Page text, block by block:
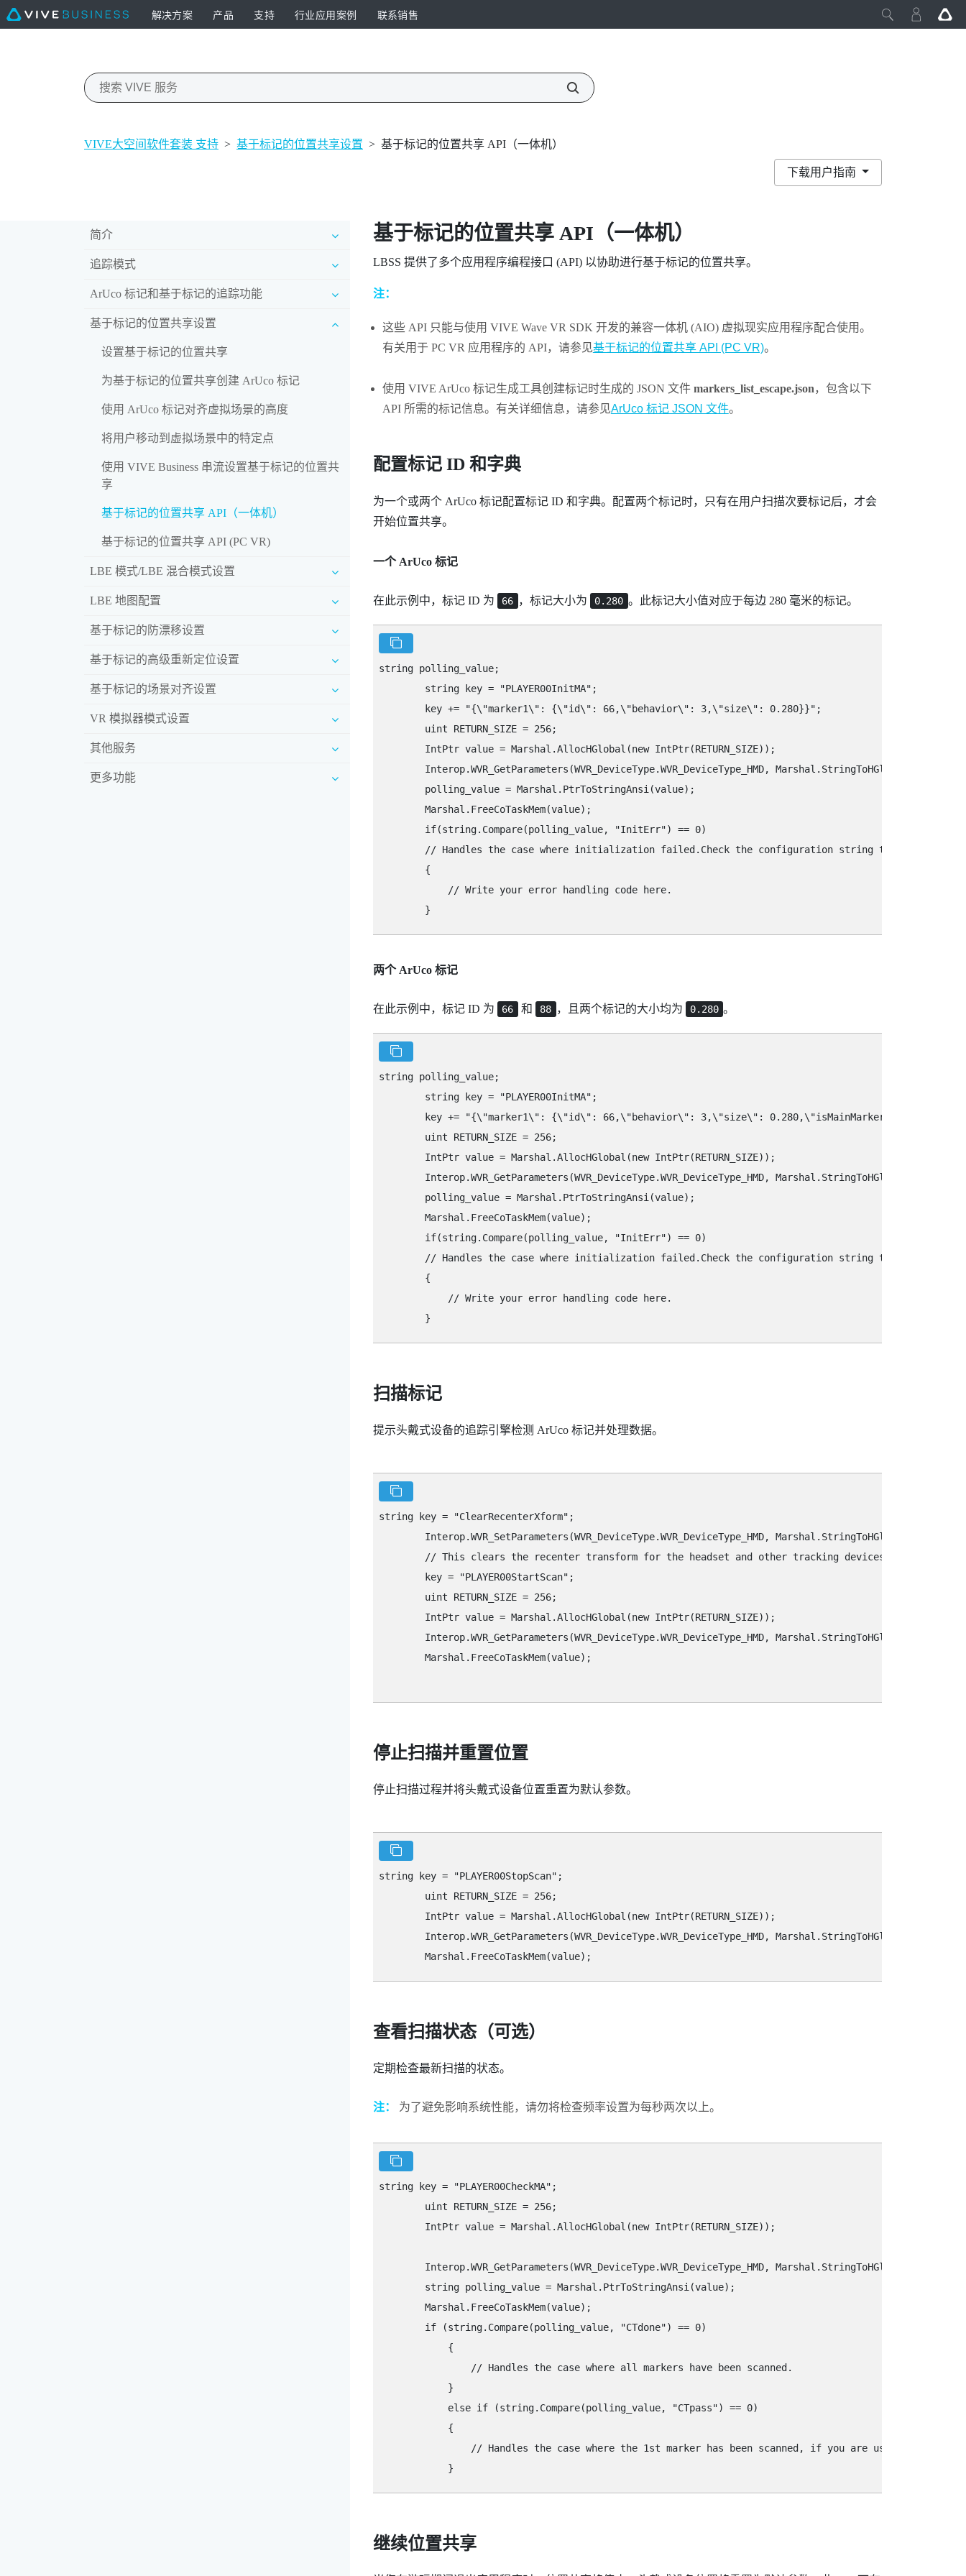
解决方案 产品 支持 行业应用案例 联系销售
VIVE大空间软件套装 支持 > 基于标记的位置共享设置 > 基于标记的位置共享 API（一体机）
下载用户指南
简介
追踪模式
ArUco 标记和基于标记的追踪功能
基于标记的位置共享设置
设置基于标记的位置共享
为基于标记的位置共享创建 ArUco 标记
使用 ArUco 标记对齐虚拟场景的高度
将用户移动到虚拟场景中的特定点
使用 VIVE Business 串流设置基于标记的位置共
享
基于标记的位置共享 API（一体机）
基于标记的位置共享 API (PC VR)
LBE 模式/LBE 混合模式设置
LBE 地图配置
基于标记的防漂移设置
基于标记的高级重新定位设置
基于标记的场景对齐设置
VR 模拟器模式设置
其他服务
更多功能
基于标记的位置共享API（一体机）
LBSS 提供了多个应用程序编程接口 (API) 以协助进行基于标记的位置共享。
注：
这些 API 只能与使用 VIVE Wave VR SDK 开发的兼容一体机 (AIO) 虚拟现实应用程序配合使用。
有关用于 PC VR 应用程序的 API，请参见基于标记的位置共享 API (PC VR)。
使用 VIVE ArUco 标记生成工具创建标记时生成的 JSON 文件 markers_list_escape.json，包含以下
API 所需的标记信息。有关详细信息，请参见ArUco 标记 JSON 文件。
配置标记 ID 和字典
为一个或两个 ArUco标记配置标记 ID 和字典。配置两个标记时，只有在用户扫描次要标记后，才会
开始位置共享。
一个ArUco标记
在此示例中，标记 ID 为 66 ，标记大小为 0.280 。此标记大小值对应于每边 280 毫米的标记。
string polling_value;
        string key = "‍PLAYER00InitMA"‍;
        key += "‍{\"‍marker1\"‍: {\"‍id\"‍: 66,\"‍behavior\"‍: 3,\"‍size\"‍: 0.280}}"‍;
        uint RETURN_SIZE = 256;
        IntPtr value = Marshal.AllocHGlobal(new IntPtr(RETURN_SIZE));
Interop.WVR_GetParameters(WVR_DeviceType.WVR_DeviceType_HMD,
        polling_value = Marshal.PtrToStringAnsi(value);
        Marshal.FreeCoTaskMem(value);
        if(string.Compare(polling_value, "‍InitErr"‍) == 0)
// Handles the case where initialization failed.Check the configuration string to determine
        {
            // Write your error handling code here.
两个 ArUco标记
在此示例中，标记 ID 为 66 和 88 ，且两个标记的大小均为 0.280 。
string polling_value;
        string key = "‍PLAYER00InitMA"‍;
key += "‍{\"‍marker1\"‍: {\"‍id\"‍: 66,\"‍behavior\"‍: 3,\"‍size\"‍: 0.280,\"‍isMainMarker\"‍:
        uint RETURN_SIZE = 256;
        IntPtr value = Marshal.AllocHGlobal(new IntPtr(RETURN_SIZE));
Interop.WVR_GetParameters(WVR_DeviceType.WVR_DeviceType_HMD,
        polling_value = Marshal.PtrToStringAnsi(value);
        Marshal.FreeCoTaskMem(value);
        if(string.Compare(polling_value, "‍InitErr"‍) == 0)
// Handles the case where initialization failed.Check the configuration string to determine
        {
            // Write your error handling code here.
扫描标记
提示头戴式设备的追踪引擎检测 ArUco 标记并处理数据。
string key = "‍ClearRecenterXform"‍;
Interop.WVR_SetParameters(WVR_DeviceType.WVR_DeviceType_HMD,
// This clears the recenter transform for the headset and other tracking devices or
        key = "‍PLAYER00StartScan"‍;
        uint RETURN_SIZE = 256;
        IntPtr value = Marshal.AllocHGlobal(new IntPtr(RETURN_SIZE));
Interop.WVR_GetParameters(WVR_DeviceType.WVR_DeviceType_HMD,
        Marshal.FreeCoTaskMem(value);
停止扫描并重置位置
停止扫描过程并将头戴式设备位置重置为默认参数。
string key = "‍PLAYER00StopScan"‍;
        uint RETURN_SIZE = 256;
        IntPtr value = Marshal.AllocHGlobal(new IntPtr(RETURN_SIZE));
Interop.WVR_GetParameters(WVR_DeviceType.WVR_DeviceType_HMD,
查看扫描状态（可选）
定期检查最新扫描的状态。
注： 为了避免影响系统性能，请勿将检查频率设置为每秒两次以上。
string key = "‍PLAYER00CheckMA"‍;
        uint RETURN_SIZE = 256;
        IntPtr value = Marshal.AllocHGlobal(new IntPtr(RETURN_SIZE));
Interop.WVR_GetParameters(WVR_DeviceType.WVR_DeviceType_HMD,
        string polling_value = Marshal.PtrToStringAnsi(value);
        Marshal.FreeCoTaskMem(value);
        if (string.Compare(polling_value, "‍CTdone"‍) == 0)
            {
                // Handles the case where all markers have been scanned.
            }
            else if (string.Compare(polling_value, "‍CTpass"‍) == 0)
            {
// Handles the case where the 1st marker has been scanned, if you are using 2
继续位置共享